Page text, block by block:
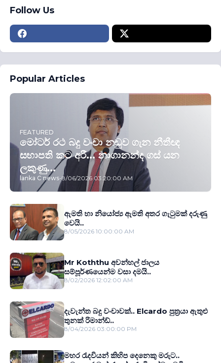
Follow Us
Popular Articles
FEATURED
මෝටර් රථ බදු වංචා නඩුව ගැන නීතීඥ
සභාපති කට අරී... නාගානන්ද ගස් යන
ලකුණු...
lanka C news-8/06/2026 03:20:00 AM
ඇමති හා නියෝජ්‍ය ඇමති අතර ගැටුමක් දරුණු
වෙයි..
8/05/2026 10:00:00 AM
Mr Koththu අවන්හල් ජාලය
සම්පූර්ණයෙන්ම වසා දමයි..
8/02/2026 12:02:00 AM
දැවැන්ත බදු වංචාවක්.. Elcardo පුත‍්‍රයා ඇතුළු
තුනක් රිමාන්ඩ්..
8/04/2026 03:00:00 PM
මහර රැදවියන් කිහිප දෙනෙකු මරුට..